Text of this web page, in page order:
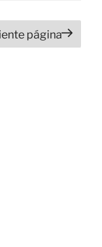
página